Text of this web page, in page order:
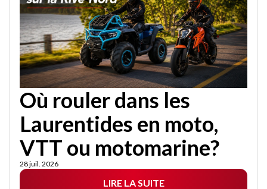
Où rouler dans les
Laurentides en moto,
VTT ou motomarine?
28 juil. 2026
LIRE LA SUITE